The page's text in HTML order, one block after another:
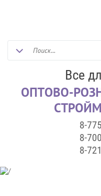
Все
ОПТОВО-
8-
8-
8-